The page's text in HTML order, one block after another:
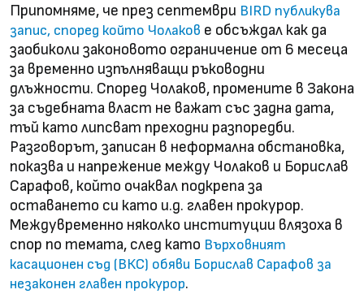
Припомняме, че през септември BIRD публикува
запис, според който Чолаков е обсъждал как да
заобиколи законовото ограничение от 6 месеца
за временно изпълняващи ръководни
длъжности. Според Чолаков, промените в Закона
за съдебната власт не важат със задна дата,
тъй като липсват преходни разпоредби.
Разговорът, записан в неформална обстановка,
показва и напрежение между Чолаков и Борислав
Сарафов, който очаквал подкрепа за
оставането си като и.д. главен прокурор.
Междувременно няколко институции влязоха в
спор по темата, след като Върховният
касационен съд (ВКС) обяви Борислав Сарафов за
незаконен главен прокурор.